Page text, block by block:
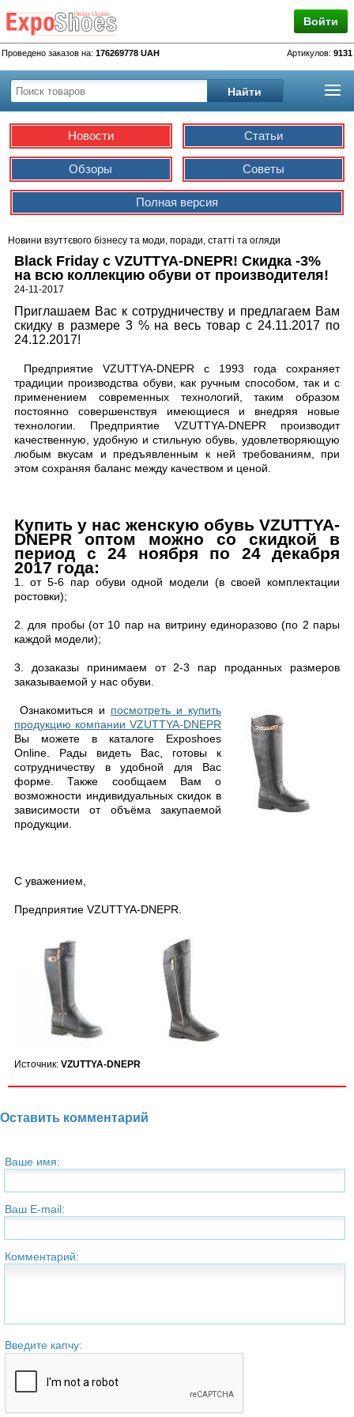
Войти
Проведено заказов на: 176269778 UAH Артикулов: 9131
Новости Статьи
Обзоры Советы
Полная версия
Новини взуттєвого бізнесу та моди, поради, статті та огляди
Black Friday с VZUTTYA-DNEPR! Скидка -3%
на вcю коллекцию обуви от производителя!
24-11-2017
Приглашаем Вас к сотрудничеству и предлагаем Вам
скидку в размере 3 % на весь товар с 24.11.2017 по
24.12.2017!
Предприятие VZUTTYA-DNEPR с 1993 года сохраняет
традиции производства обуви, как ручным способом, так и с
применением современных технологий, таким образом
постоянно совершенствуя имеющиеся и внедряя новые
технологии. Предприятие VZUTTYA-DNEPR производит
качественную, удобную и стильную обувь, удовлетворяющую
любым вкусам и предъявленным к ней требованиям, при
этом сохраняя баланс между качеством и ценой.
Купить у нас женскую обувь VZUTTYA-
DNEPR оптом можно со скидкой в
период с 24 ноября по 24 декабря
2017 года:
1. от 5-6 пар обуви одной модели (в своей комплектации
ростовки);
2. для пробы (от 10 пар на витрину единоразово (по 2 пары
каждой модели);
3. дозаказы принимаем от 2-3 пар проданных размеров
заказываемой у нас обуви.
Ознакомиться и посмотреть и купить
продукцию компании VZUTTYA-DNEPR
Вы можете в каталоге Exposhoes
Online. Рады видеть Вас, готовы к
сотрудничеству в удобной для Вас
форме. Также сообщаем Вам о
возможности индивидуальных скидок в
зависимости от объёма закупаемой
продукции.
С уважением,
Предприятие VZUTTYA-DNEPR.
Источник: VZUTTYA-DNEPR
Оставить комментарий
Ваше имя:
Ваш E-mail:
Комментарий:
Введите капчу: